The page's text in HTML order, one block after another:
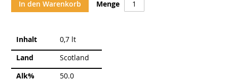
Menge
In den Warenkorb
Weitere
Inhalt
0,7 lt
Land
Scotland
Alk%
50.0